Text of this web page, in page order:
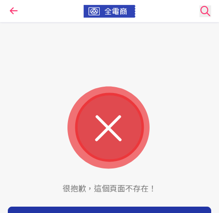
很抱歉，這個頁面不存在！